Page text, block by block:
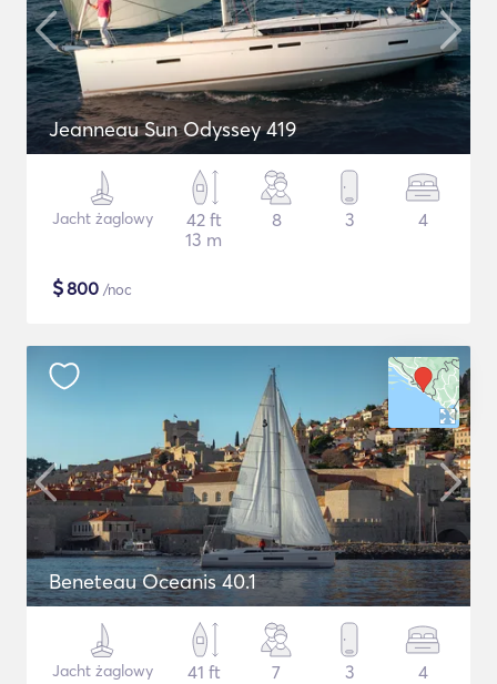
Jeanneau Sun Odyssey 419
Jacht żaglowy
42 ft
13 m
8 3 4
$800 /noc
Beneteau Oceanis 40.1
Jacht żaglowy
41 ft
7 3 4